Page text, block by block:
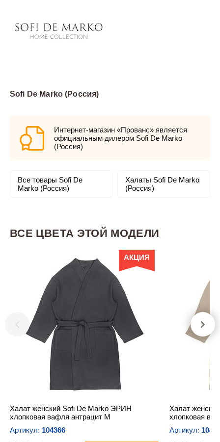
Sofi De Marko (Россия)
Интернет-магазин «Прованс» является
официальным дилером Sofi De Marko
(Россия)
Все товары Sofi De
Marko (Россия)
Халаты Sofi De Marko
(Россия)
ВСЕ ЦВЕТА ЭТОЙ МОДЕЛИ
АКЦИЯ
Халат женский Sofi De Marko ЭРИН
хлопковая вафля антрацит M
Артикул: 104366
Халат
хлопковая
Артикул: